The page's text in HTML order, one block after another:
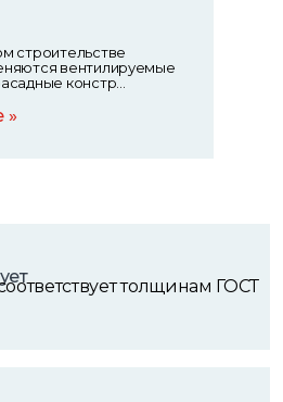
строительстве
вентилируемые
констр...